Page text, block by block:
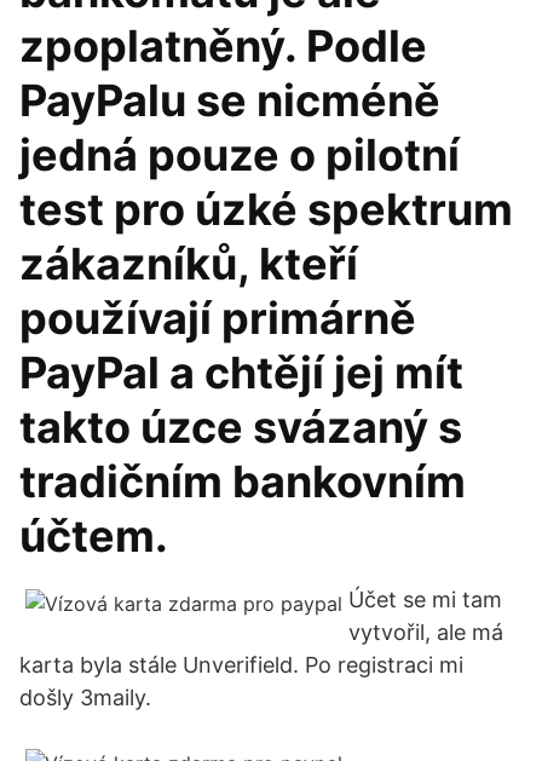
zpoplatněný. Podle
PayPalu se nicméně
jedná pouze o pilotní
test pro úzké spektrum
zákazníků, kteří
používají primárně
PayPal a chtějí jej mít
takto úzce svázaný s
tradičním bankovním
účtem.
Účet se mi tam
vytvořil, ale má
karta byla stále Unverifield. Po registraci mi
došly 3maily.